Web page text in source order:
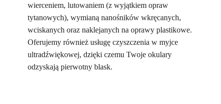
wierceniem, lutowaniem (z wyjątkiem opraw
tytanowych), wymianą nanośników wkręcanych,
wciskanych oraz naklejanych na oprawy plastikowe.
Oferujemy również usługę czyszczenia w myjce
ultradźwiękowej, dzięki czemu Twoje okulary
odzyskają pierwotny blask.